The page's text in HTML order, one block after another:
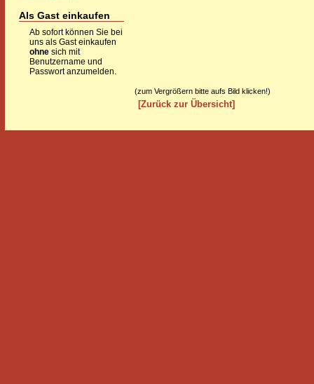
Als Gast einkaufen
Ab sofort können Sie bei
uns als Gast einkaufen
ohne sich mit
Benutzername und
Passwort anzumelden.
(zum Vergrößern bitte aufs Bild klicken!)
[Zurück zur Übersicht]